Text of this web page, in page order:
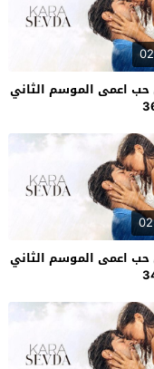
اعمى الموسم الثاني
اعمى الموسم الثاني